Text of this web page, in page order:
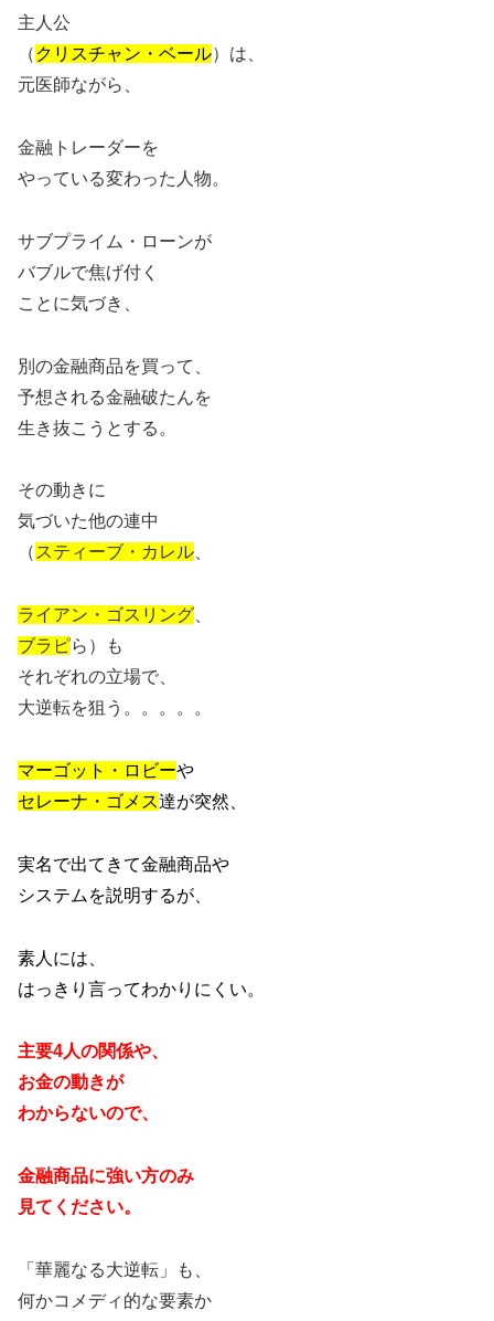
主人公
（ クリスチャン・ベール）は、
元医師ながら、
金融トレーダーを
やっている変わった人物。
サブプライム・ローンが
バブルで焦げ付く
ことに気づき、
別の金融商品を買って、
予想される金融破たんを
生き抜こうとする。
その動きに
気づいた他の連中
（スティーブ・カレル、
ライアン・ゴスリング
ブラピら）も
それぞれの立場で、
大逆転を狙う。。。。。
マーゴット・ロビーや
セレーナ・ゴメス達が突然、
実名で出てきて金融商品や
システムを説明するが、
素人には、
はっきり言ってわかりにくい。
主要4人の関係や、
お金の動きが
わからないので、
金融商品に強い方のみ
見てください。
「華麗なる大逆転」も、
何かコメディ的な要素か